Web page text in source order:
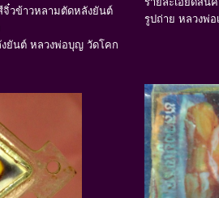
จิ๋วข้าวหลามตัดหลังยันต์
ยันต์ หลวงพ่อบุญ วัดโคก
รูปถ่าย หลวงพ่